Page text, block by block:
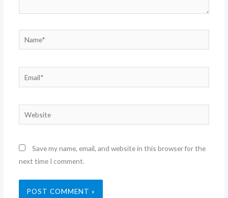
Name*
Website
Save my name, email, and website in this browser for the
next time I comment.